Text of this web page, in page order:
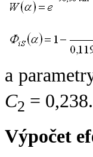
a
C2 = 0,238.
Výpočet